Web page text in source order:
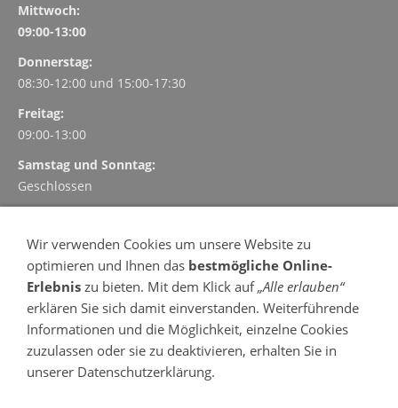
Mittwoch:
09:00-13:00
Donnerstag:
08:30-12:00 und 15:00-17:30
Freitag:
09:00-13:00
Samstag und Sonntag:
Geschlossen
Vereinbaren und verwalten Sie Ihre Termin einfach, schnell
und kostenlos online
- 24 Stunden am Tag
- 7 Tage in der Woche
OFFENE SPRECHSTUNDE
Wir verwenden Cookies um unsere Website zu
optimieren und Ihnen das bestmögliche Online-
Erlebnis zu bieten. Mit dem Klick auf„Alle erlauben“
erklären Sie sich damit einverstanden. Weiterführende
Informationen und die Möglichkeit, einzelne Cookies
zuzulassen oder sie zu deaktivieren, erhalten Sie in
unserer Datenschutzerklärung.